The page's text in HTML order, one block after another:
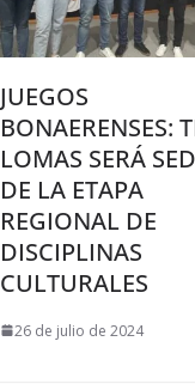
JUEGOS
BONAERENSES:
LOMAS SERÁ
DE LA ETAPA
REGIONAL DE
DISCIPLINAS
CULTURALES
26 de julio de 2024